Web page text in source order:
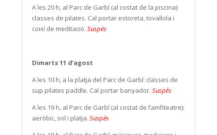
A les 20 h, al Parc de Garbí (al costat de la piscina):
classes de pilates. Cal portar estoreta, tovallola i
coixí de meditació. Suspès
Dimarts 11 d’agost
A les 10 h, a la platja del Parc de Garbí: classes de
sup pilates paddle. Cal portar banyador. Suspès
A les 19 h, al Parc de Garbí (al costat de l’amfiteatre):
aeròbic, sol i platja. Suspès